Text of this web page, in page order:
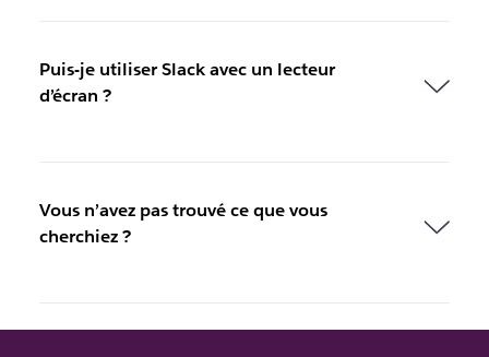
Puis-je utiliser Slack avec un lecteur
d’écran ?
Vous n’avez pas trouvé ce que vous
cherchiez ?